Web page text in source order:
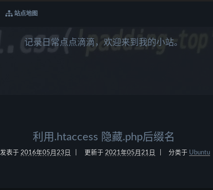
站点地图
记录日常点点滴滴，欢迎来到我的小站。
利用.htaccess 隐藏.php后缀名
发表于 2016年05月23日 更新于 2021年05月21日 分类于 Ubuntu